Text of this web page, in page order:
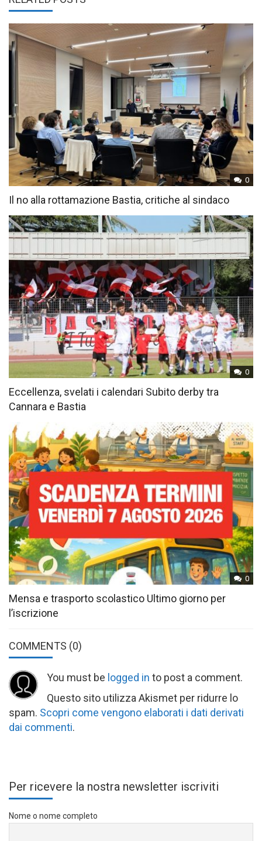
0
Il no alla rottamazione Bastia, critiche al sindaco
0
Eccellenza, svelati i calendari Subito derby tra
Cannara e Bastia
0
Mensa e trasporto scolastico Ultimo giorno per
l’iscrizione
COMMENTS (0)
You must be logged in to post a comment.
Questo sito utilizza Akismet per ridurre lo
spam. Scopri come vengono elaborati i dati derivati
dai commenti.
Per ricevere la nostra newsletter iscriviti
Nome o nome completo